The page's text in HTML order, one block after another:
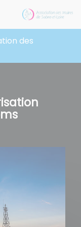
des